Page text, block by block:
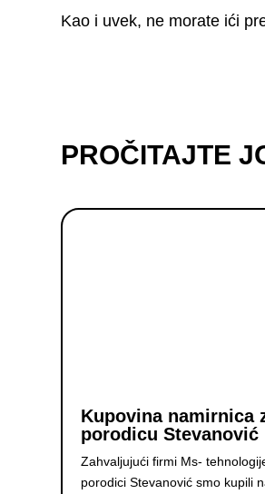
Kao i uvek, ne morate ići
PROČITAJTE
Kupovina namirnica
porodicu Stevanović
Zahvaljujući firmi Ms-
porodici Stevanović smo kupili